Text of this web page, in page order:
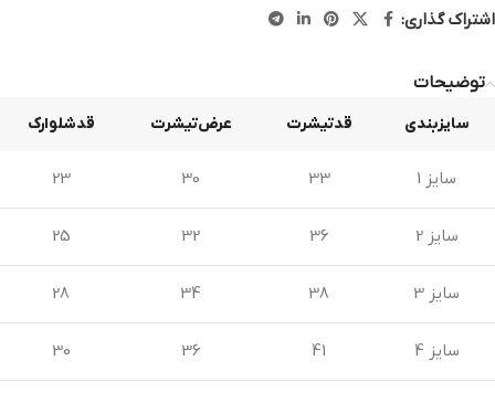
اشتراک گذاری:
توضیحات
سایزبندی قدتیشرت عرض‌تیشرت قدشلوارک
سایز 1 33
30
23
سایز 2 36
32
25
سایز 3 38
34
28
سایز 4 41
36
30